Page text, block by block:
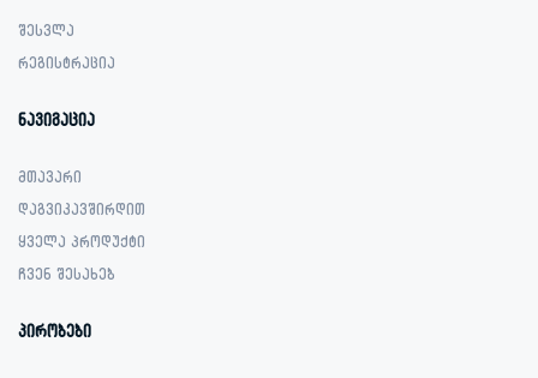
შესვლა
რეგისტრაცია
ნავიგაცია
მთავარი
დაგვიკავშირდით
ყველა პროდუქტი
ჩვენ შესახებ
პირობები